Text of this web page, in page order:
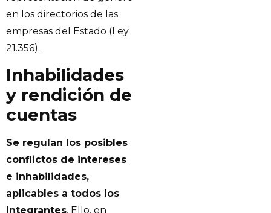
en los directorios de las
empresas del Estado (Ley
21.356).
Inhabilidades
y rendición de
cuentas
Se regulan los posibles
conflictos de intereses
e inhabilidades,
aplicables a todos los
integrantes. Ello, en